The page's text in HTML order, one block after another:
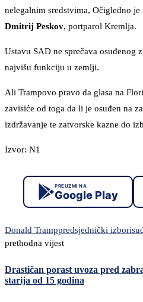
nelegalnim sredstvima, Očigledno
Dmitrij Peskov, portparol Kremlja.
Ustavu SAD ne sprečava osuđenog
najvišu funkciju u zemlji.
Ali Trampovo pravo da glasa na
zavisiće od toga da li je osuđen na
izdržavanje te zatvorske kazne do
Izvor: N1
PREUZMI NA
Google Play
Donald Tramppredsjednički izbori
prethodna vijest
Drastičan porast uvoza pred
starija od 15 godina